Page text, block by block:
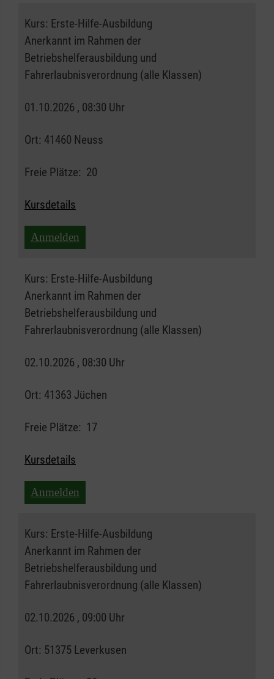
Kurs: Erste-Hilfe-Ausbildung
Anerkannt im Rahmen der
Betriebshelferausbildung und
Fahrerlaubnisverordnung (alle Klassen)
01.10.2026 , 08:30 Uhr
Ort: 41460 Neuss
Freie Plätze: 20
Kursdetails
Anmelden
Kurs: Erste-Hilfe-Ausbildung
Anerkannt im Rahmen der
Betriebshelferausbildung und
Fahrerlaubnisverordnung (alle Klassen)
02.10.2026 , 08:30 Uhr
Ort: 41363 Jüchen
Freie Plätze: 17
Kursdetails
Anmelden
Kurs: Erste-Hilfe-Ausbildung
Anerkannt im Rahmen der
Betriebshelferausbildung und
Fahrerlaubnisverordnung (alle Klassen)
02.10.2026 , 09:00 Uhr
Ort: 51375 Leverkusen